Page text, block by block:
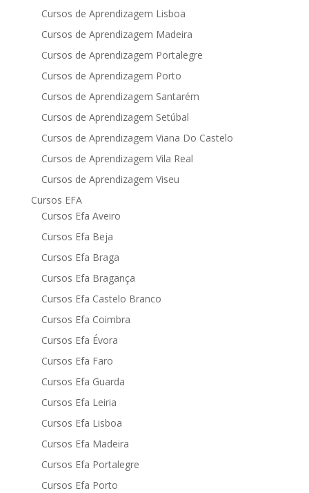
Cursos de Aprendizagem Lisboa
Cursos de Aprendizagem Madeira
Cursos de Aprendizagem Portalegre
Cursos de Aprendizagem Porto
Cursos de Aprendizagem Santarém
Cursos de Aprendizagem Setúbal
Cursos de Aprendizagem Viana Do Castelo
Cursos de Aprendizagem Vila Real
Cursos de Aprendizagem Viseu
Cursos EFA
Cursos Efa Aveiro
Cursos Efa Beja
Cursos Efa Braga
Cursos Efa Bragança
Cursos Efa Castelo Branco
Cursos Efa Coimbra
Cursos Efa Évora
Cursos Efa Faro
Cursos Efa Guarda
Cursos Efa Leiria
Cursos Efa Lisboa
Cursos Efa Madeira
Cursos Efa Portalegre
Cursos Efa Porto